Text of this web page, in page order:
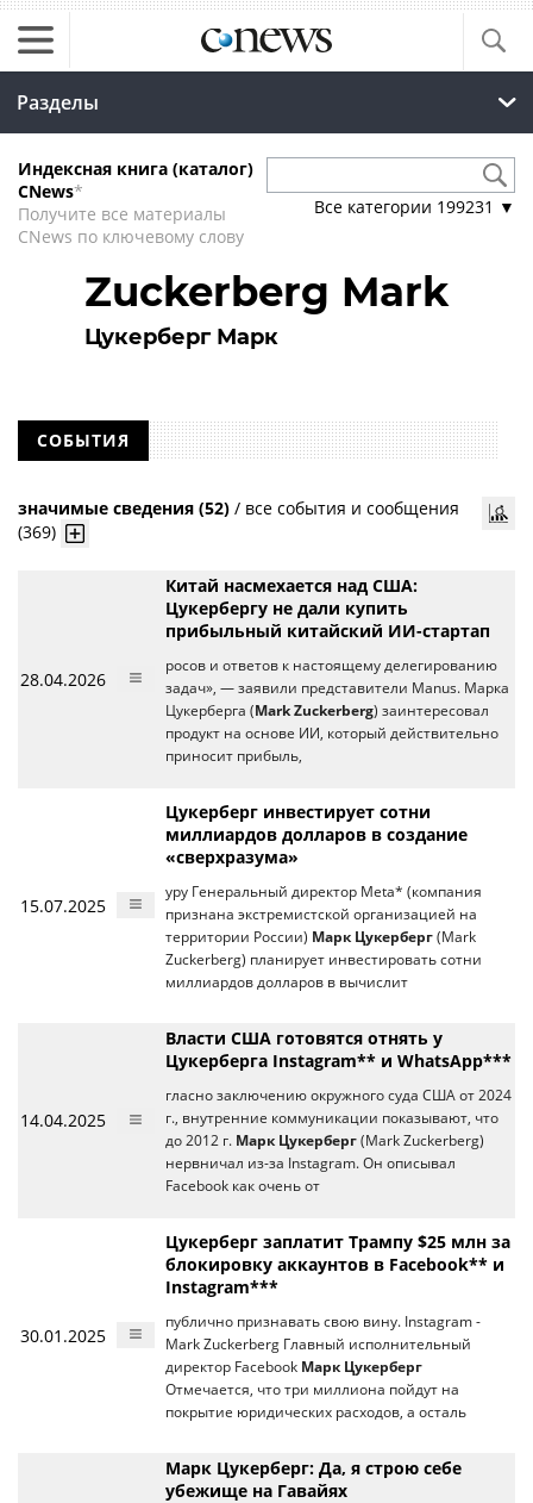
Разделы
Индексная книга (каталог)
CNews*
Получите все материалы
CNews по ключевому слову
Все категории 199231 ▼
Zuckerberg Mark
Цукерберг Марк
СОБЫТИЯ
значимые сведения (52) / все события и сообщения
(369)
28.04.2026
Китай насмехается над США:
Цукербергу не дали купить
прибыльный китайский ИИ-стартап
росов и ответов к настоящему делегированию
задач», — заявили представители Manus. Марка
Цукерберга (Mark Zuckerberg) заинтересовал
продукт на основе ИИ, который действительно
приносит прибыль,
15.07.2025
Цукерберг инвестирует сотни
миллиардов долларов в создание
«сверхразума»
уру Генеральный директор Meta* (компания
признана экстремистской организацией на
территории России) Марк Цукерберг (Mark
Zuckerberg) планирует инвестировать сотни
миллиардов долларов в вычислит
14.04.2025
Власти США готовятся отнять у
Цукерберга Instagram** и WhatsApp***
гласно заключению окружного суда США от 2024
г., внутренние коммуникации показывают, что
до 2012 г. Марк Цукерберг (Mark Zuckerberg)
нервничал из-за Instagram. Он описывал
Facebook как очень от
30.01.2025
Цукерберг заплатит Трампу $25 млн за
блокировку аккаунтов в Facebook** и
Instagram***
публично признавать свою вину. Instagram -
Mark Zuckerberg Главный исполнительный
директор Facebook Марк Цукерберг
Отмечается, что три миллиона пойдут на
покрытие юридических расходов, а осталь
Марк Цукерберг: Да, я строю себе
убежище на Гавайях